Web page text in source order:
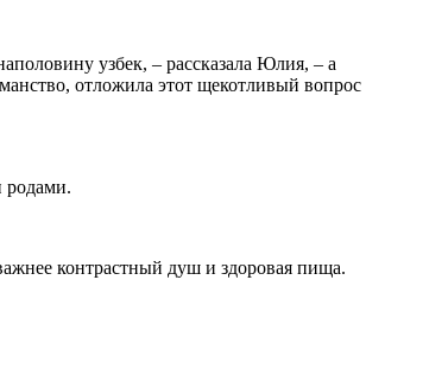
узбек, – рассказала Юлия, – а
отложила этот щекотливый вопрос
родами.
контрастный душ и здоровая пища.